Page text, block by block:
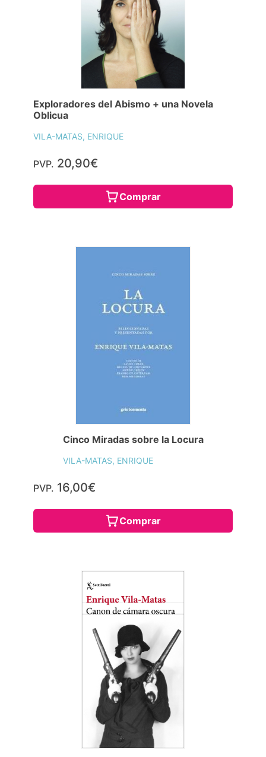
Exploradores del Abismo + una Novela
Oblicua
VILA-MATAS, ENRIQUE
PVP. 20,90€
Comprar
Cinco Miradas sobre la Locura
VILA-MATAS, ENRIQUE
PVP. 16,00€
Comprar